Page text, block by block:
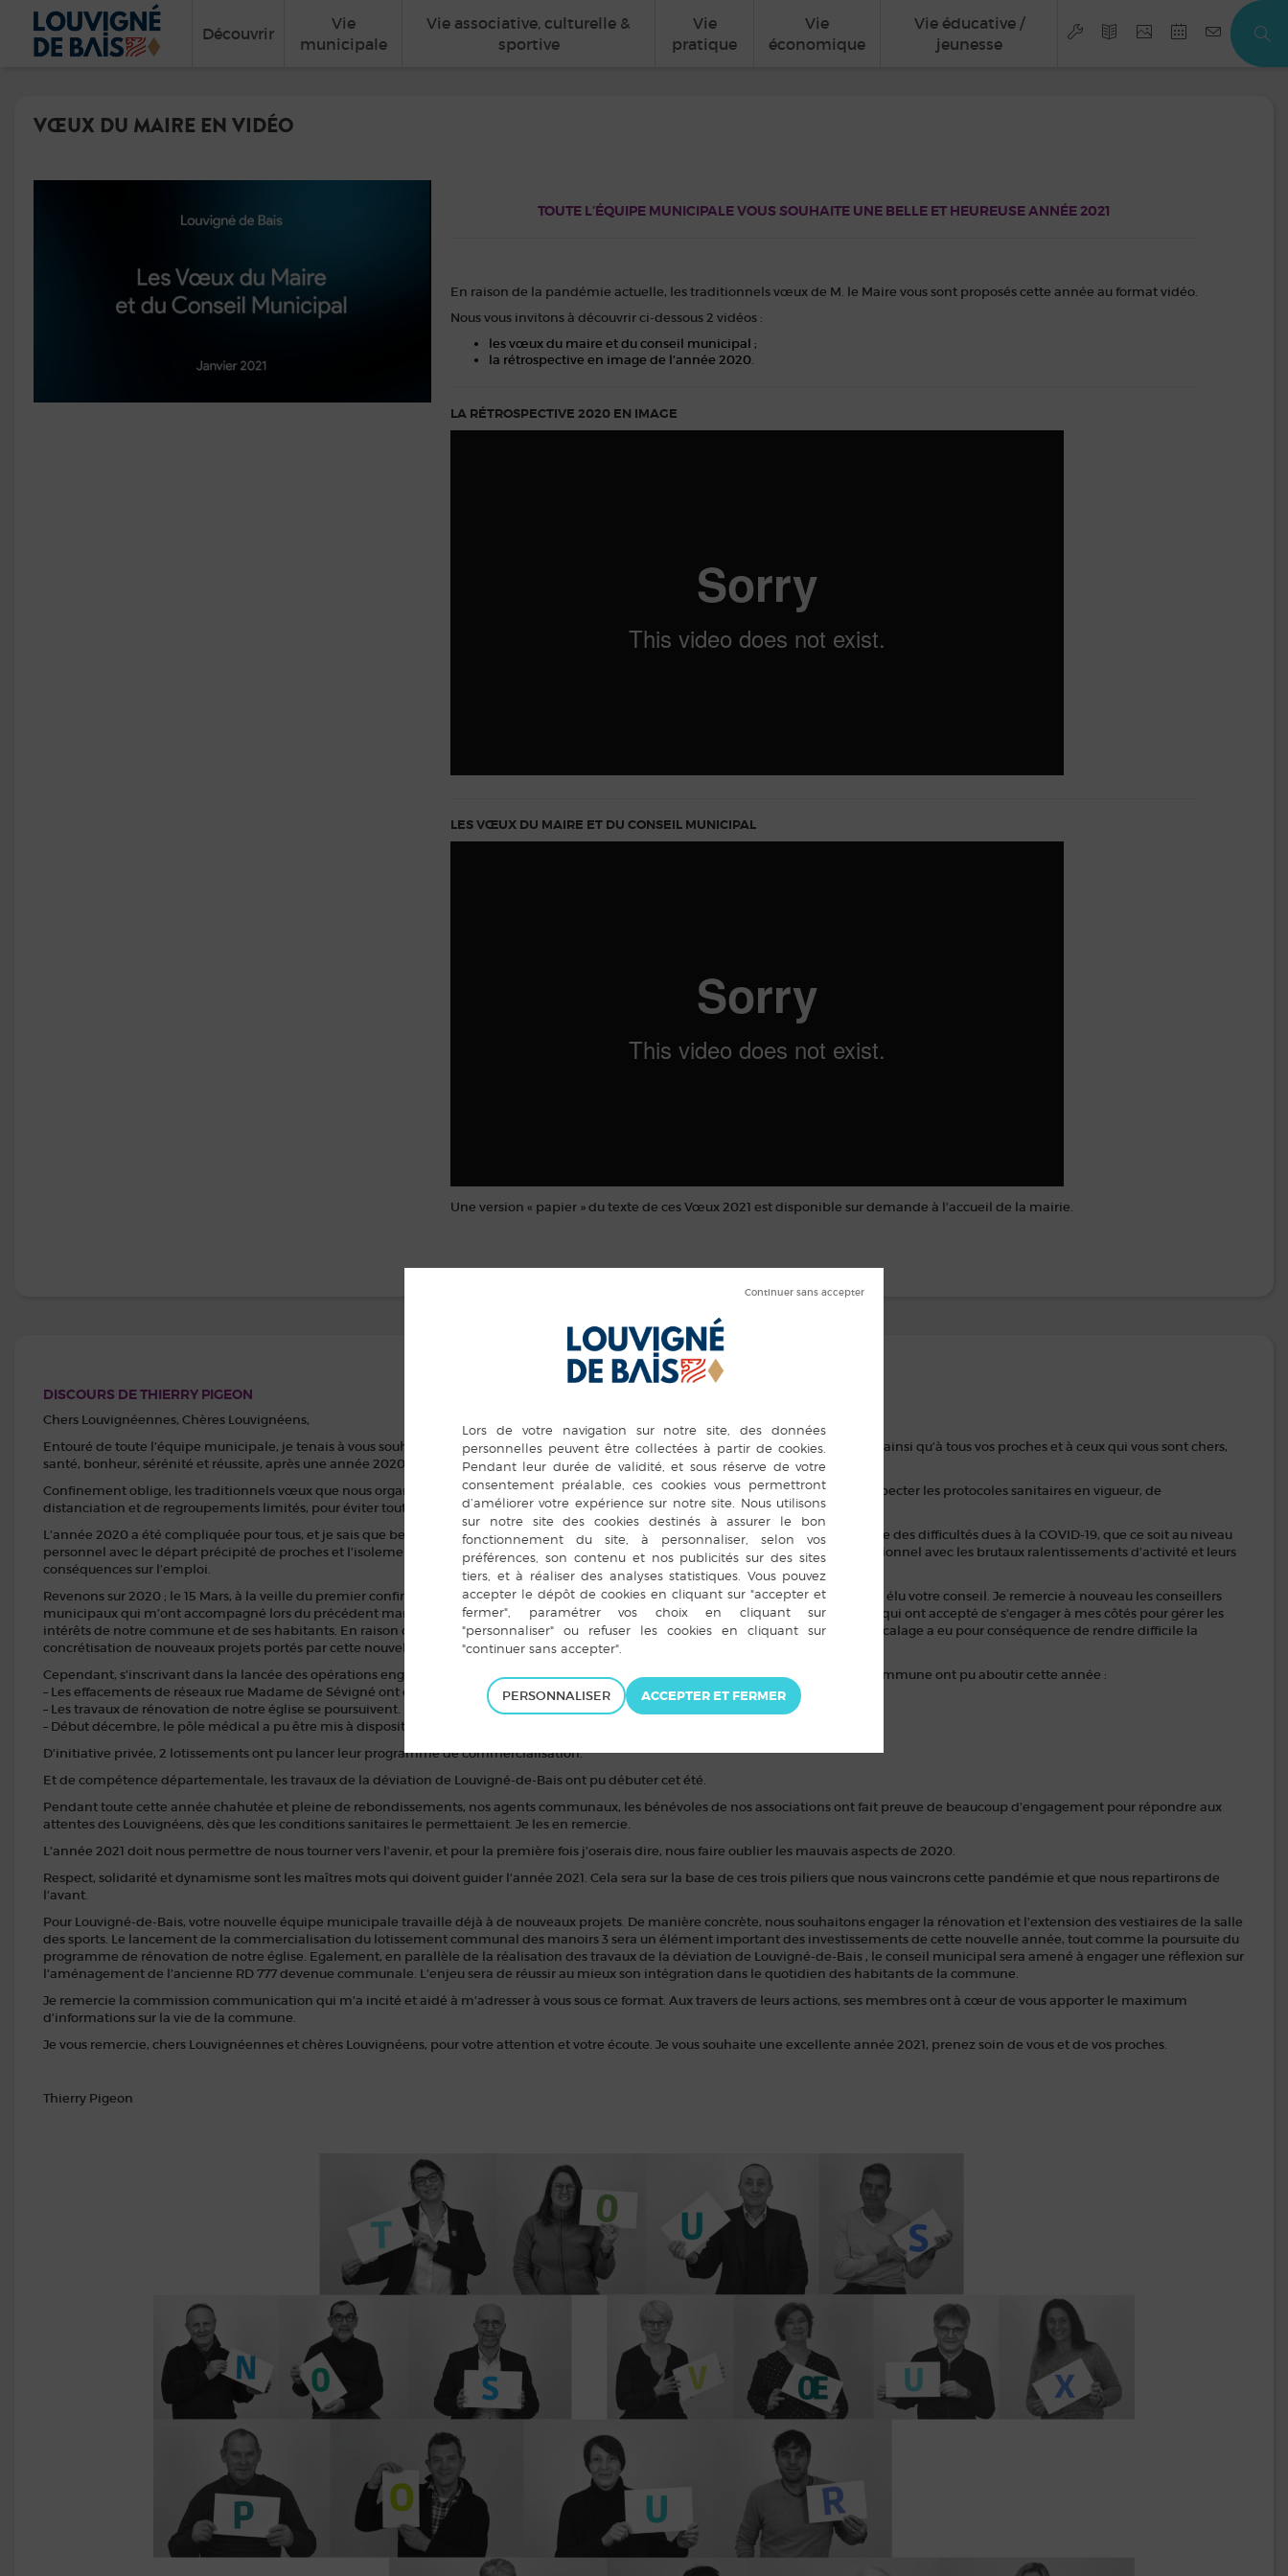
Découvrir
Vie
municipale
Vie associative, culturelle &
sportive
Vie
pratique
Vie
économique
Vie éducative /
jeunesse
VŒUX DU MAIRE EN VIDÉO
TOUTE L’ÉQUIPE MUNICIPALE VOUS SOUHAITE UNE BELLE ET HEUREUSE ANNÉE 2021
En raison de la pandémie actuelle, les traditionnels vœux de M. le Maire vous sont proposés cette année au format vidéo.
Nous vous invitons à découvrir ci-dessous 2 vidéos :
les vœux du maire et du conseil municipal ;
la rétrospective en image de l’année 2020.
LA RÉTROSPECTIVE 2020 EN IMAGE
LES VŒUX DU MAIRE ET DU CONSEIL MUNICIPAL
Une version « papier » du texte de ces Vœux 2021 est disponible sur demande à l’accueil de la mairie.
DISCOURS DE THIERRY PIGEON
Chers Louvignéennes, Chères Louvignéens,
Entouré de toute l’équipe municipale, je tenais à vous souhaiter mes meilleurs vœux pour cette nouvelle année. Que 2021 vous apporte, ainsi qu’à tous vos proches et à ceux qui vous sont chers,
santé, bonheur, sérénité et réussite, après une année 2020 difficile et éprouvante.
Confinement oblige, les traditionnels vœux que nous organisions en présentiels sont aujourd’hui « digitalisés ». Ceci nous permet de respecter les protocoles sanitaires en vigueur, de
distanciation et de regroupements limités, pour éviter toute propagation du virus.
L’année 2020 a été compliquée pour tous, et je sais que beaucoup de Louvignéennes et de Louvignéens ont connu et connaissent encore des difficultés dues à la COVID-19, que ce soit au niveau
personnel avec le départ précipité de proches et l’isolement imposé par les confinements successifs, mais également au niveau professionnel avec les brutaux ralentissements d’activité et leurs
conséquences sur l’emploi.
Revenons sur 2020 ; le 15 Mars, à la veille du premier confinement, avaient lieu les élections communales. Dès le premier tour, vous avez élu votre conseil. Je remercie à nouveau les conseillers
municipaux qui m’ont accompagné lors du précédent mandat. Je remercie également les membres de la nouvelle équipe municipale qui ont accepté de s’engager à mes côtés pour gérer les
intérêts de notre commune et de ses habitants. En raison de la COVID, notre prise de fonction n’a été effective qu’au mois de mai. Ce décalage a eu pour conséquence de rendre difficile la
concrétisation de nouveaux projets portés par cette nouvelle équipe sur l’année 2020.
Cependant, s’inscrivant dans la lancée des opérations engagées dans le mandat précédent, des réalisations significatives pour notre commune ont pu aboutir cette année :
– Les effacements de réseaux rue Madame de Sévigné ont été menés à bien.
– Les travaux de rénovation de notre église se poursuivent.
– Début décembre, le pôle médical a pu être mis à disposition des professionnels de santé.
D’initiative privée, 2 lotissements ont pu lancer leur programme de commercialisation.
Et de compétence départementale, les travaux de la déviation de Louvigné-de-Bais ont pu débuter cet été.
Pendant toute cette année chahutée et pleine de rebondissements, nos agents communaux, les bénévoles de nos associations ont fait preuve de beaucoup d’engagement pour répondre aux
attentes des Louvignéens, dès que les conditions sanitaires le permettaient. Je les en remercie.
L’année 2021 doit nous permettre de nous tourner vers l’avenir, et pour la première fois j’oserais dire, nous faire oublier les mauvais aspects de 2020.
Respect, solidarité et dynamisme sont les maîtres mots qui doivent guider l’année 2021. Cela sera sur la base de ces trois piliers que nous vaincrons cette pandémie et que nous repartirons de
l’avant.
Pour Louvigné-de-Bais, votre nouvelle équipe municipale travaille déjà à de nouveaux projets. De manière concrète, nous souhaitons engager la rénovation et l’extension des vestiaires de la salle
des sports. Le lancement de la commercialisation du lotissement communal des manoirs 3 sera un élément important des investissements de cette nouvelle année, tout comme la poursuite du
programme de rénovation de notre église. Egalement, en parallèle de la réalisation des travaux de la déviation de Louvigné-de-Bais , le conseil municipal sera amené à engager une réflexion sur
l’aménagement de l’ancienne RD 777 devenue communale. L’enjeu sera de réussir au mieux son intégration dans le quotidien des habitants de la commune.
Je remercie la commission communication qui m’a incité et aidé à m’adresser à vous sous ce format. Aux travers de leurs actions, ses membres ont à cœur de vous apporter le maximum
d’informations sur la vie de la commune.
Je vous remercie, chers Louvignéennes et chères Louvignéens, pour votre attention et votre écoute. Je vous souhaite une excellente année 2021, prenez soin de vous et de vos proches.
Thierry Pigeon
PERSONNALISER